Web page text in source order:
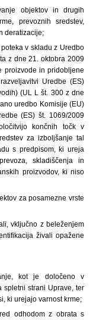
objektov in drugih
prevoznih sredstev,
deratizacije;
v skladu z Uredbo
z dne 21. oktobra 2009
proizvode in pridobljene
Uredbe (ES)
(UL L št. 300 z dne
uredbo Komisije (EU)
(ES) št. 1069/2009
končnih točk v
za izboljšanje tal
s predpisom, ki ureja
skladiščenja in
proizvodov, ki niso
za posamezne vrste
vključno z beleženjem
živali opažene
kot je določeno v
spletni strani Uprave, ter
ki urejajo varnost krme;
odhodom z obrata s